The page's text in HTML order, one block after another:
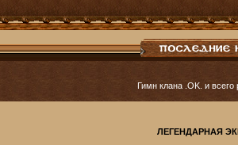
Гимн клана .OK. и всего
ЛЕГЕНДАРНАЯ